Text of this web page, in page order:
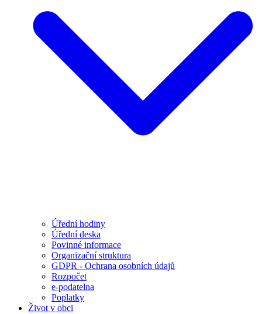
Úřední hodiny
Úřední deska
Povinné informace
Organizační struktura
GDPR - Ochrana osobních údajů
Rozpočet
e-podatelna
Poplatky
Život v obci